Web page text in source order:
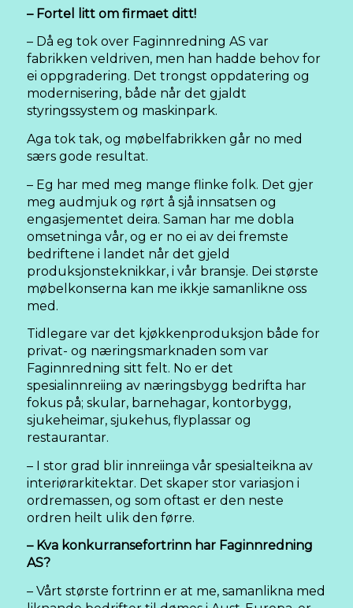
– Fortel litt om firmaet ditt!
– Då eg tok over Faginnredning AS var
fabrikken veldriven, men han hadde behov for
ei oppgradering. Det trongst oppdatering og
modernisering, både når det gjaldt
styringssystem og maskinpark.
Aga tok tak, og møbelfabrikken går no med
særs gode resultat.
– Eg har med meg mange flinke folk. Det gjer
meg audmjuk og rørt å sjå innsatsen og
engasjementet deira. Saman har me dobla
omsetninga vår, og er no ei av dei fremste
bedriftene i landet når det gjeld
produksjonsteknikkar, i vår bransje. Dei største
møbelkonserna kan me ikkje samanlikne oss
med.
Tidlegare var det kjøkkenproduksjon både for
privat- og næringsmarknaden som var
Faginnredning sitt felt. No er det
spesialinnreiing av næringsbygg bedrifta har
fokus på; skular, barnehagar, kontorbygg,
sjukeheimar, sjukehus, flyplassar og
restaurantar.
– I stor grad blir innreiinga vår spesialteikna av
interiørarkitektar. Det skaper stor variasjon i
ordremassen, og som oftast er den neste
ordren heilt ulik den førre.
– Kva konkurransefortrinn har Faginnredning
AS?
– Vårt største fortrinn er at me, samanlikna med